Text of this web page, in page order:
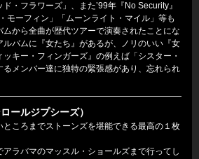
・フラワーズ」、また’99年『No Security』
モーフィン」「ムーンライト・マイル」等も
から全曲が歴代ツアーで演奏されたことにな
ルバムに『女たち』があるが、ノリのいい『女
キー・フィンガーズ』の例えば「シスター・
るメンバー達に独特の緊張感があり、忘れられ
ールジプシーズ）
ころまでストーンズを堪能できる最高の１枚
ラバマのマッスル・ショールズまで行ってし